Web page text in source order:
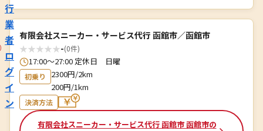
行
業
者
ロ
グ
イ
ン
有限会社スニーカー・サービス代行 函館市／函館市
★★★★★-(0件)
17:00～27:00 定休日 日曜
初乗り
2300円/2km
200円/1km
決済方法
有限会社スニーカー・サービス代行 函館市 函館市の